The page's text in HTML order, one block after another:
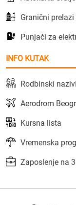
Granični prelazi
Punjači za
INFO KUTAK
Rodbinski nazivi
Aerodrom
Kursna lista
Vremenska
Zaposlenje na